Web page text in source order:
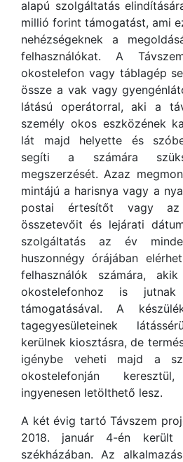
alapú szolgáltatás
millió forint támogatást, ami
nehézségeknek a
felhasználókat. A
okostelefon vagy táblagép
össze a vak vagy
látású operátorral, aki a
személy okos eszközének
lát majd helyette és
segíti a számára
megszerzését. Azaz
mintájú a harisnya vagy a
postai értesítőt vagy az
összetevőit és lejárati
szolgáltatás az év
huszonnégy órájában
felhasználók számára,
okostelefonhoz is
támogatásával. A
tagegyesületeinek
kerülnek kiosztásra, de
igénybe veheti majd a
okostelefonján
ingyenesen letölthető lesz.
A két évig tartó Távszem
2018. január 4-én került
székházában. Az